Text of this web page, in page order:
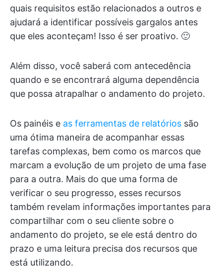
quais requisitos estão relacionados a outros e
ajudará a identificar possíveis gargalos antes
que eles aconteçam! Isso é ser proativo. 🙂
Além disso, você saberá com antecedência
quando e se encontrará alguma dependência
que possa atrapalhar o andamento do projeto.
Os painéis e as ferramentas de relatórios são
uma ótima maneira de acompanhar essas
tarefas complexas, bem como os marcos que
marcam a evolução de um projeto de uma fase
para a outra. Mais do que uma forma de
verificar o seu progresso, esses recursos
também revelam informações importantes para
compartilhar com o seu cliente sobre o
andamento do projeto, se ele está dentro do
prazo e uma leitura precisa dos recursos que
está utilizando.